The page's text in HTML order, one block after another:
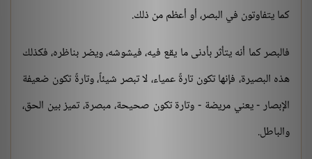
كما يتفاوتون في البصر، أو أعظم من ذلك.
فالبصر كما أنه يتأثر بأدنى ما يقع فيه، فيشوشه، ويضر بناظره، فكذلك
هذه البصيرة، فإنها تكون تارةً عمياء، لا تبصر شيئاً، وتارةً تكون ضعيفة
الإبصار - يعني مريضة - وتارة تكون صحيحة، مبصرة، تميز بين الحق،
والباطل.